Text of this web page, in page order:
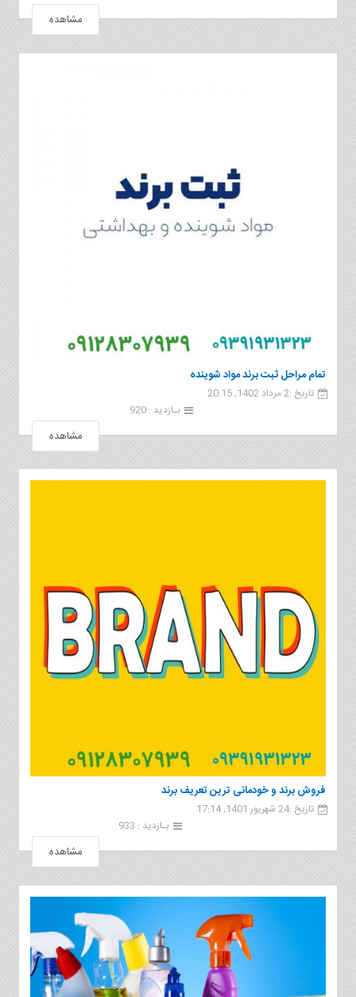
مشاهده
تمام مراحل ثبت برند مواد شوینده
تاریخ :2 مرداد 1402, 20:15
بـازدید : 920
مشاهده
فروش برند و خودمانی ترین تعریف برند
تاریخ :24 شهریور 1401, 17:14
بـازدید : 933
مشاهده